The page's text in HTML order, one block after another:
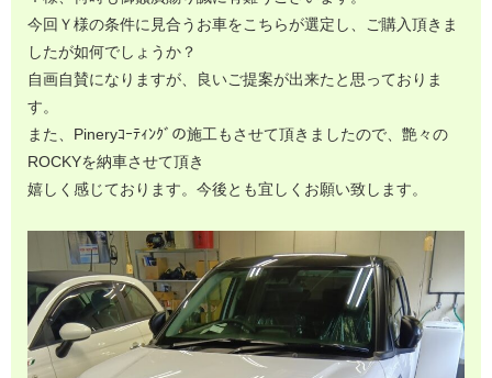
今回Ｙ様の条件に見合うお車をこちらが選定し、ご購入頂きま
したが如何でしょうか？
自画自賛になりますが、良いご提案が出来たと思っておりま
す。
また、Pineryｺｰﾃｨﾝｸﾞの施工もさせて頂きましたので、艶々の
ROCKYを納車させて頂き
嬉しく感じております。今後とも宜しくお願い致します。